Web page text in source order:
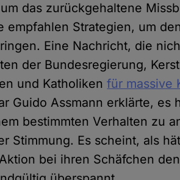
das zurückgehaltene
empfahlen Strategien, um
Eine Nachricht, die
der Bundesregierung,
und Katholikenfür massive
Guido Assmann erklärte, es
bestimmten Verhalten zu
Stimmung. Es scheint, als
bei ihren Schäfchen